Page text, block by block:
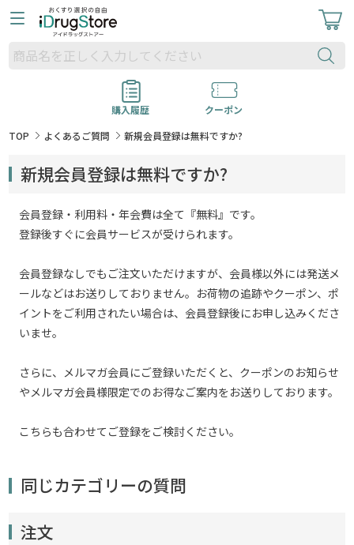
購入履歴
クーポン
TOP
よくあるご質問 新規会員登録は無料ですか?
新規会員登録は無料ですか?
会員登録・利用料・年会費は全て『無料』です。
登録後すぐに会員サービスが受けられます。
会員登録なしでもご注文いただけますが、会員様以外には発送メ
ールなどはお送りしておりません。お荷物の追跡やクーポン、ポ
イントをご利用されたい場合は、会員登録後にお申し込みくださ
いませ。
さらに、メルマガ会員にご登録いただくと、クーポンのお知らせ
やメルマガ会員様限定でのお得なご案内をお送りしております。
こちらも合わせてご登録をご検討ください。
同じカテゴリーの質問
注文